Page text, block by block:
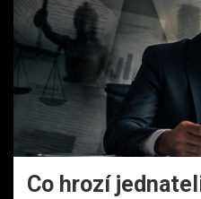
Co hrozí